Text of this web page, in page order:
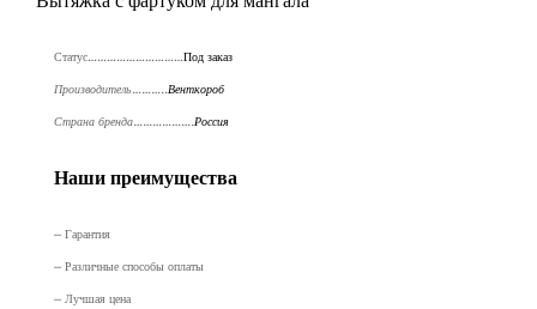
Статус…………………………Под заказ
Производитель………..Венткороб
Страна бренда……………….Россия
Наши преимущества
— Гарантия
— Различные способы оплаты
— Лучшая цена